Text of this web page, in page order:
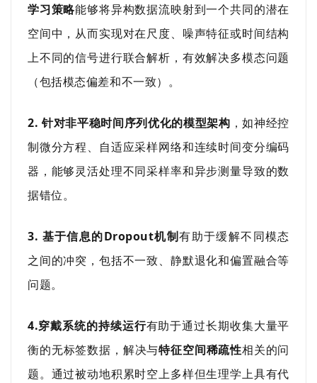
学习策略能够将异构数据流映射到一个共同的潜在
空间中，从而实现对在尺度、噪声特征或时间结构
上不同的信号进行联合解析，有效解决多模态问题
（包括模态偏差和不一致）。
2. 针对非平稳时间序列优化的模型架构 ，如神经控
制微分方程、自适应采样网络和连续时间变分编码
器，能够灵活处理不同采样率和异步测量导致的数
据错位。
3. 基于信息的Dropout机制有助于缓解不同模态
之间的冲突，包括不一致、静默退化和偏置融合等
问题。
4.穿戴系统的持续运行有助于通过长期收集大量平
衡的无标签数据，解决与特征空间稀疏性相关的问
题。通过被动地积累时空上多样但生理学上具有代